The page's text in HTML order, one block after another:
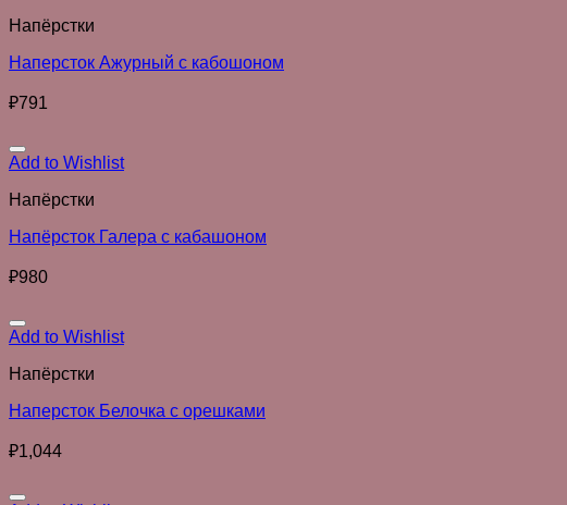
Напёрстки
Наперсток Ажурный с кабошоном
₽791
Add to Wishlist
Напёрстки
Напёрсток Галера с кабашоном
₽980
Add to Wishlist
Напёрстки
Наперсток Белочка с орешками
₽1,044